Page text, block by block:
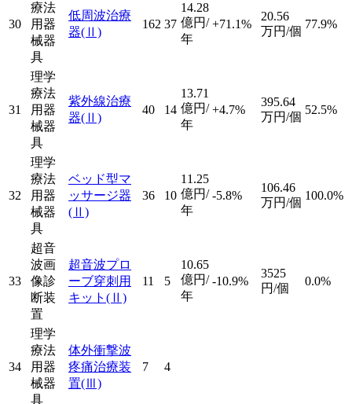
30
療法
用器
械器
具
低周波治療
器(Ⅱ)
162 37
14.28
億円/
年
+71.1%
20.56
万円/個
77.9%
31
理学
療法
用器
械器
具
紫外線治療
器(Ⅱ)
40 14
13.71
億円/
年
+4.7%
395.64
万円/個
52.5%
32
理学
療法
用器
械器
具
ベッド型マ
ッサージ器
(Ⅱ)
36 10
11.25
億円/
年
-5.8%
106.46
万円/個
100.0%
33
超音
波画
像診
断装
置
超音波プロ
ーブ穿刺用
キット (Ⅱ)
11 5
10.65
億円/
年
-10.9%
3525
円/個
0.0%
34
理学
療法
用器
械器
具
体外衝撃波
疼痛治療装
置(Ⅲ)
7 4